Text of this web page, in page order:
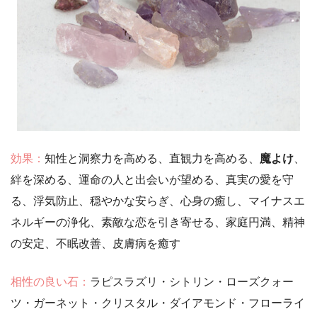
効果： 知性と洞察力を高める、直観力を高める、 魔よけ
絆を深める、運命の人と出会いが望める、真実の愛を守
る、浮気防止、穏やかな安らぎ、心身の癒し、マイナスエ
ネルギーの浄化、素敵な恋を引き寄せる、家庭円満、精神
の安定、不眠改善、皮膚病を癒す
相性の良い石： ラピスラズリ・シトリン・ローズクォー
ツ・ガーネット・クリスタル・ダイアモンド・フローライ